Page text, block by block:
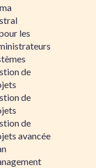
les
de
de
de
avancée